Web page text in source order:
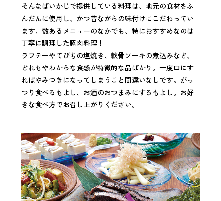
そんなぱいかじで提供している料理は、地元の食材をふ
んだんに使用し、かつ昔ながらの味付けにこだわってい
ます。数あるメニューのなかでも、特におすすめなのは
丁寧に調理した豚肉料理！
ラフテーやてびちの塩焼き、軟骨ソーキの煮込みなど、
どれもやわからな食感が特徴的な品ばかり。一度口にす
ればやみつきになってしまうこと間違いなしです。がっ
つり食べるもよし、お酒のおつまみにするもよし。お好
きな食べ方でお召し上がりください。